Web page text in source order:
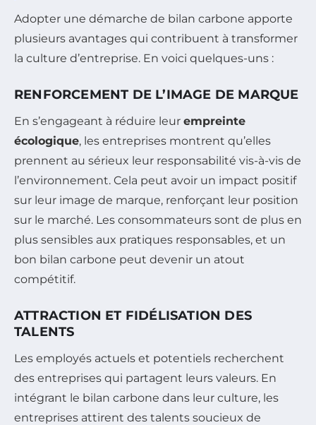
Adopter une démarche de bilan carbone apporte
plusieurs avantages qui contribuent à transformer
la culture d’entreprise. En voici quelques-uns :
RENFORCEMENT DE L’IMAGE DE MARQUE
En s’engageant à réduire leur empreinte
écologique, les entreprises montrent qu’elles
prennent au sérieux leur responsabilité vis-à-vis de
l’environnement. Cela peut avoir un impact positif
sur leur image de marque, renforçant leur position
sur le marché. Les consommateurs sont de plus en
plus sensibles aux pratiques responsables, et un
bon bilan carbone peut devenir un atout
compétitif.
ATTRACTION ET FIDÉLISATION DES
TALENTS
Les employés actuels et potentiels recherchent
des entreprises qui partagent leurs valeurs. En
intégrant le bilan carbone dans leur culture, les
entreprises attirent des talents soucieux de